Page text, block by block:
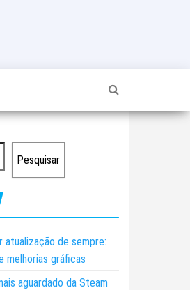
Pesquisar
atualização de sempre:
melhorias gráficas
aguardado da Steam